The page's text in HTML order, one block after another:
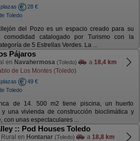
28 €
Toledo
del Pozo es un espacio creado para su
comodidad catalogado por Turismo con la
de 5 Estrellas Verdes. La ...
Pájaros
en Navahermosa (Toledo) a 18,4 km
de Los Montes (Toledo)
49 €
Toledo
de 14. 500 m2 tiene piscina, un huerto
y una vivienda de construcción bioclimática y
con unas espectaculares ...
:: Pod Houses Toledo
en Hontanar (Toledo) a 18,8 km